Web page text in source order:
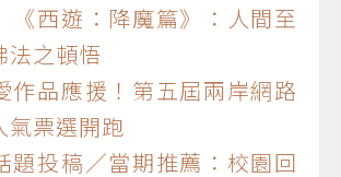
《西遊：降魔篇》：人間至
法之頓悟
品應援！第五屆兩岸網路
氣票選開跑
投稿／當期推薦：校園回